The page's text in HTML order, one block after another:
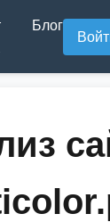
Блог